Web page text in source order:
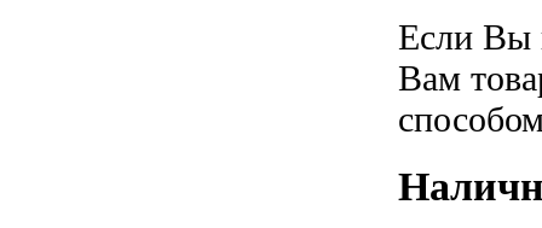
Если Вы
Вам